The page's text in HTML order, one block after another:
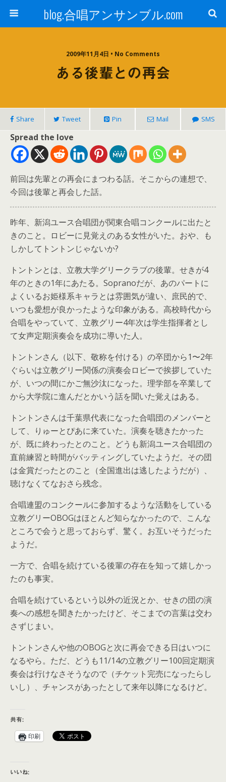
blog.合唱アンサンブル.com
2009年11月4日 • No Comments
ある後輩との再会
Share Tweet Pin Mail SMS
Spread the love
前回は先輩との再会にまつわる話。そこからの連想で、
今回は後輩と再会した話。
昨年、新潟ユース合唱団が関東合唱コンクールに出たと
きのこと。ロビーに見覚えのある女性がいた。おや、も
しかしてトントンじゃないか?
トントンとは、立教大学グリークラブの後輩。せきが4
年のときの1年にあたる。Sopranoだが、あのパートに
よくいるお姫様系キャラとは雰囲気が違い、庶民的で、
いつも愛想が良かったような印象がある。高校時代から
合唱をやっていて、立教グリー4年次は学生指揮者とし
て女声定期演奏会を成功に導いた人。
トントンさん（以下、敬称を付ける）の卒団から1〜2年
ぐらいは立教グリー関係の演奏会ロビーで挨拶していた
が、いつの間にかご無沙汰になった。理学部を卒業して
から大学院に進んだとかいう話を聞いた覚えはある。
トントンさんは千葉県代表になった合唱団のメンバーと
して、りゅーとぴあに来ていた。演奏を聴きたかった
が、既に終わったとのこと。どうも新潟ユース合唱団の
直前練習と時間がバッティングしていたようだ。その団
は金賞だったとのこと（全国進出は逃したようだが）、
聴けなくてなおさら残念。
合唱連盟のコンクールに参加するような活動をしている
立教グリーOBOGはほとんど知らなかったので、こんな
ところで会うと思っておらず、驚く。お互いそうだった
ようだ。
一方で、合唱を続けている後輩の存在を知って嬉しかっ
たのも事実。
合唱を続けているという以外の近況とか、せきの団の演
奏への感想を聞きたかったけど、そこまでの言葉は交わ
さずじまい。
トントンさんや他のOBOGと次に再会できる日はいつに
なるやら。ただ、どうも11/14の立教グリー100回定期演
奏会は行けなさそうなので（チケット完売になったらし
いし）、チャンスがあったとして来年以降になるけど。
共有:
印刷
いいね: